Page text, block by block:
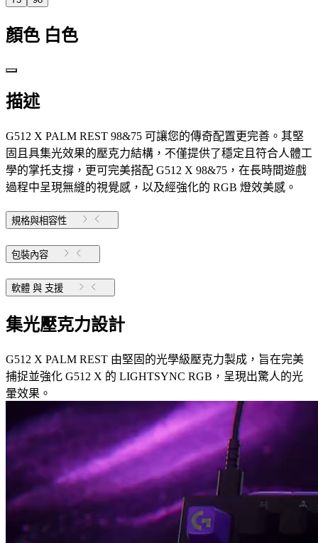
顏色 白色
描述
G512 X PALM REST 98&75 可讓您的傳奇配置更完善。其堅
固且具集光效果的壓克力結構，不僅提供了穩定且符合人體工
學的掌托支撐，更可完美搭配 G512 X 98&75，在長時間遊戲
過程中呈現無縫的視覺感，以及經強化的 RGB 燈效美感。
規格與相容性
包裝內容
軟體 與 支援
集光壓克力設計
G512 X PALM REST 由堅固的光學級壓克力製成，旨在完美
捕捉並強化 G512 X 的 LIGHTSYNC RGB，呈現出驚人的光
暈效果。